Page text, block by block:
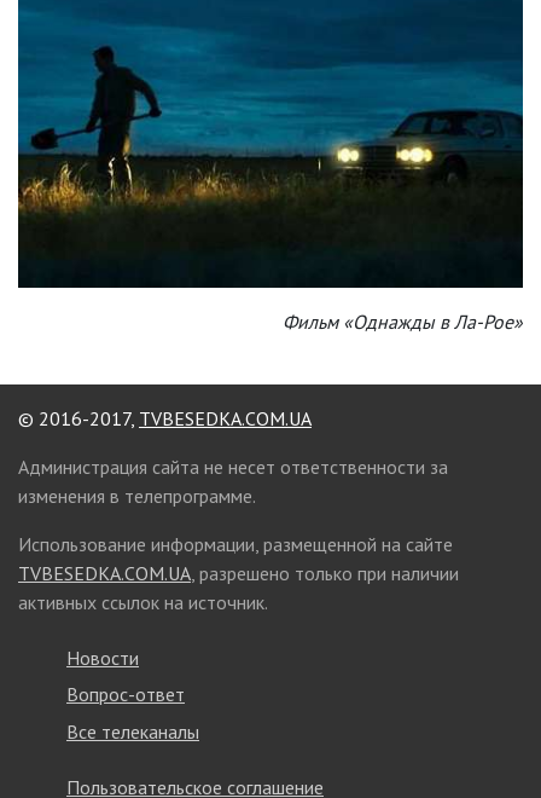
Фильм «Однажды в Ла-Рое»
© 2016-2017, TVBESEDKA.COM.UA
Администрация сайта не несет ответственности за
изменения в телепрограмме.
Использование информации, размещенной на сайте
TVBESEDKA.COM.UA , разрешено только при наличии
активных ссылок на источник.
Новости
Вопрос-ответ
Все телеканалы
Пользовательское соглашение